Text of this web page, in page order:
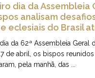
dia da Assembleia
analisam
eclesiais do Brasil
da 62ª Assembleia Geral
de abril, os bispos
pela manhã, das ...